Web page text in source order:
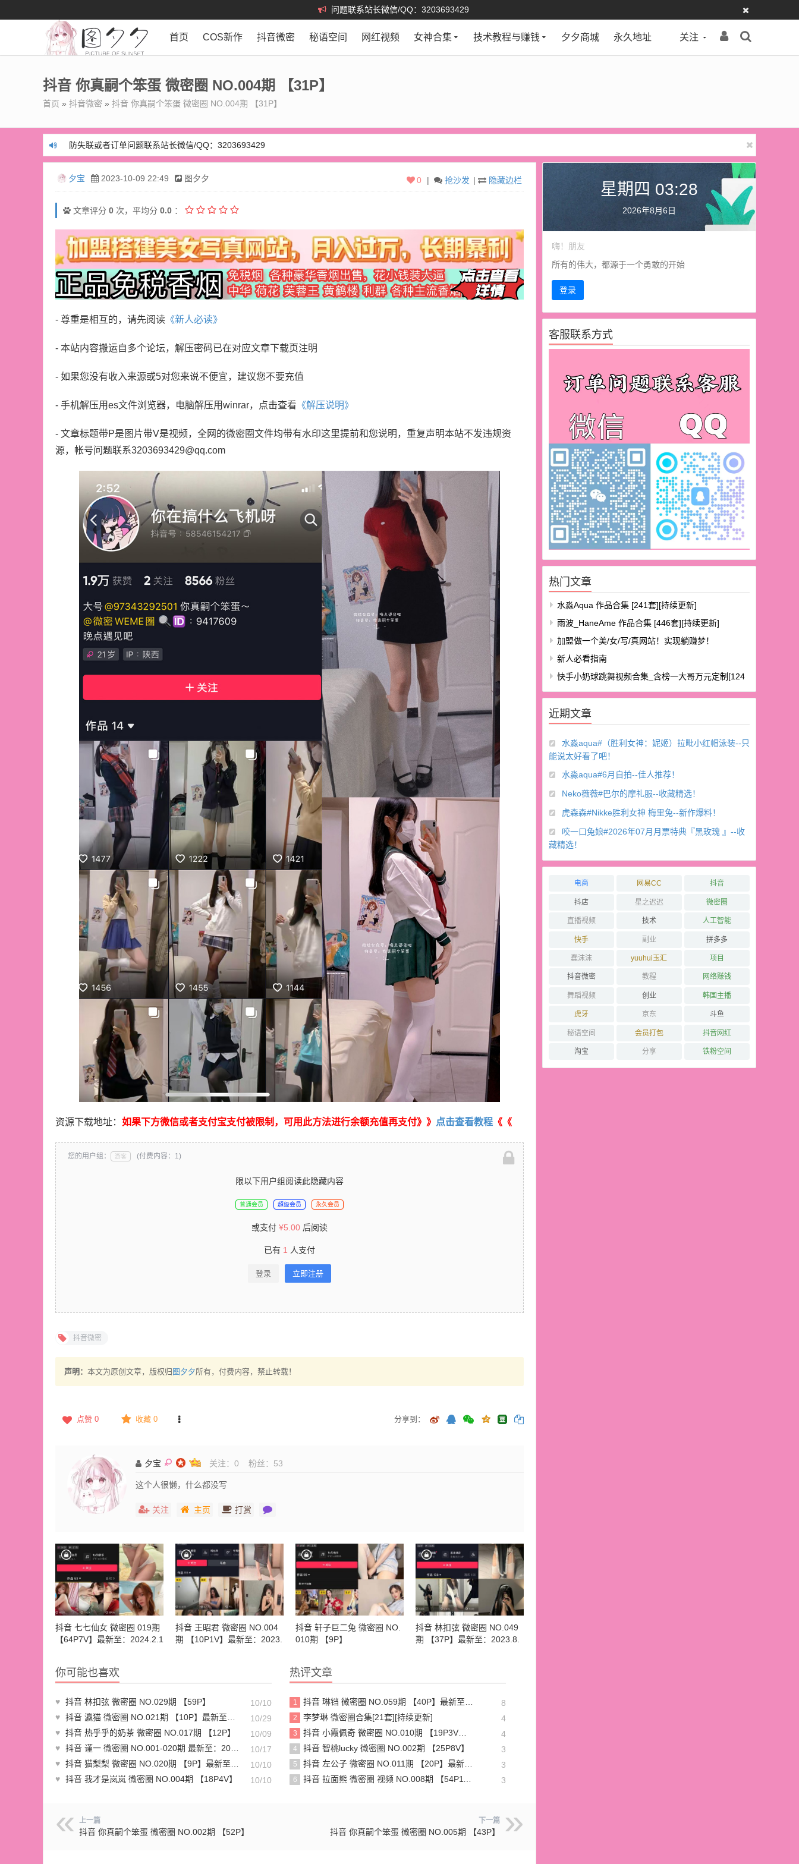
问题联系站长微信/QQ：3203693429
关注
首页 COS新作 抖音微密 秘语空间 网红视频 女神合集 技术教程与赚钱 夕夕商城 永久地址
抖音 你真嗣个笨蛋 微密圈 NO.004期 【31P】
首页 » 抖音微密 » 抖音 你真嗣个笨蛋 微密圈 NO.004期 【31P】
防失联或者订单问题联系站长微信/QQ：3203693429
防失联或者订单问题联系站长微信/QQ：3203693429
夕宝 2023-10-09 22:49 图夕夕 | 隐藏边栏
| 抢沙发
0
文章评分 0 次，平均分 0.0 ：
- 尊重是相互的，请先阅读 《新人必读》
- 本站内容搬运自多个论坛，解压密码已在对应文章下载页注明
- 如果您没有收入来源或5对您来说不便宜，建议您不要充值
- 手机解压用es文件浏览器，电脑解压用winrar，点击查看 《解压说明》
- 文章标题带P是图片带V是视频，全网的微密圈文件均带有水印这里提前和您说明，重复声明本站不发违规资
源，帐号问题联系3203693429@qq.com
资源下载地址： 如果下方微信或者支付宝支付被限制，可用此方法进行余额充值再支付》》 点击查看教程 《《
您的用户组： 游客 (付费内容：1)
限以下用户组阅读此隐藏内容
普通会员 超级会员 永久会员
或支付 ¥5.00 后阅读
已有 1 人支付
登录 立即注册
抖音微密
声明： 本文为原创文章，版权归 图夕夕所有，付费内容，禁止转载！
点赞 0 收藏 0 分享到：
夕宝 关注： 0 粉丝： 53
这个人很懒，什么都没写
关注 主页 打赏
抖音 七七仙女 微密圈 019期
【64P7V】最新至：2024.2.1
抖音 王昭君 微密圈 NO.004
期 【10P1V】最新至：2023.
抖音 轩子巨二兔 微密圈 NO.
010期 【9P】
抖音 林扣弦 微密圈 NO.049
期 【37P】最新至：2023.8.
你可能也喜欢
♥ 抖音 林扣弦 微密圈 NO.029期 【59P】
10/10
♥ 抖音 瀛猫 微密圈 NO.021期 【10P】最新至：2023.10.28
10/29
♥ 抖音 热乎乎的奶茶 微密圈 NO.017期 【12P】
10/09
♥ 抖音 谨一 微密圈 NO.001-020期 最新至：2023.10.14
10/17
♥ 抖音 猫梨梨 微密圈 NO.020期 【9P】最新至：2023.7.18
10/10
♥ 抖音 我才是岚岚 微密圈 NO.004期 【18P4V】 10/10
热评文章
1 抖音 琳铛 微密圈 NO.059期 【40P】最新至：2024.1.10 8
2 李梦琳 微密圈合集[21套][持续更新] 4
3 抖音 小霞佩奇 微密圈 NO.010期 【19P3V】最新至：2025.5.26 4
4 抖音 智桃lucky 微密圈 NO.002期 【25P8V】 3
5 抖音 左公子 微密圈 NO.011期 【20P】最新至：2024.5.13 3
6 抖音 拉面熊 微密圈 视频 NO.008期 【54P11V】 3
上一篇
抖音 你真嗣个笨蛋 微密圈 NO.002期 【52P】
下一篇
抖音 你真嗣个笨蛋 微密圈 NO.005期 【43P】
星期四 03:28
2026年8月6日
嗨！朋友
所有的伟大，都源于一个勇敢的开始
登录
客服联系方式
热门文章
水淼aqua 作品合集 [241套][持续更新]
雨波_HaneAme 作品合集 [446套][持续更新]
加盟做一个美/女/写/真网站！实现躺赚梦！
新人必看指南
快手小奶球跳舞视频合集_含榜一大哥万元定制[124
V/8.48G]
近期文章
水淼aqua#（胜利女神：妮姬）拉毗小红帽泳装--只
能说太好看了吧！
水淼aqua#6月自拍--佳人推荐！
Neko薇薇#巴尔的摩礼服--收藏精选！
虎森森#Nikke胜利女神 梅里兔--新作爆料！
咬一口兔娘#2026年07月月票特典『黑玫瑰 』--收
藏精选！
电商 网易CC 抖音
抖店 星之迟迟 微密圈
直播视频 技术 人工智能
快手 副业 拼多多
蠢沫沫 yuuhui玉汇 项目
抖音微密 教程 网络赚钱
舞蹈视频 创业 韩国主播
虎牙 京东 斗鱼
秘语空间 会员打包 抖音网红
淘宝 分享 铁粉空间